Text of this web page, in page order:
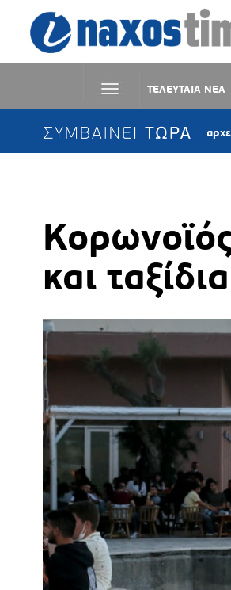
ΤΕΛΕΥΤΑΙΑ ΝΕΑ
ΣΥΜΒΑΙΝΕΙ ΤΩΡΑ
Στα «μοβ» το Δημαρχείο Σύρου
και